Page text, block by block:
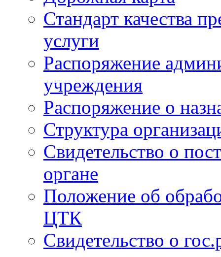
Стандарт качества
услуги
Распоряжение
учреждения
Распоряжение о
Структура
Свидетельство о
органе
Положение об
ЦТК
Свидетельство о